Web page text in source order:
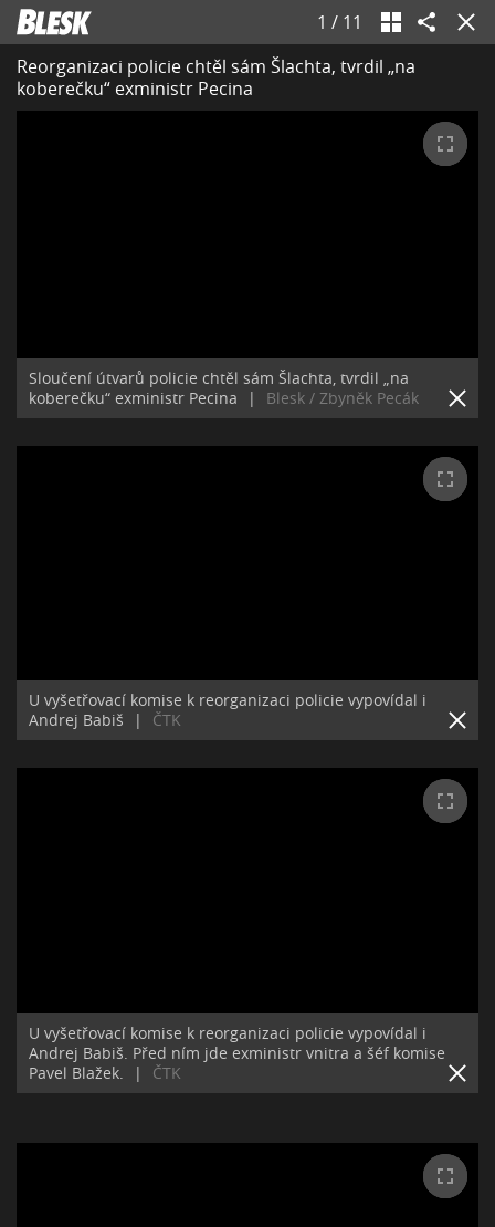
1 / 11
Reorganizaci policie chtěl sám Šlachta, tvrdil „na
koberečku“ exministr Pecina
Sloučení útvarů policie chtěl sám Šlachta, tvrdil „na
koberečku“ exministr Pecina
| Blesk / Zbyněk Pecák
U vyšetřovací komise k reorganizaci policie vypovídal i
Andrej Babiš
| ČTK
U vyšetřovací komise k reorganizaci policie vypovídal i
Andrej Babiš. Před ním jde exministr vnitra a šéf komise
Pavel Blažek.
| ČTK